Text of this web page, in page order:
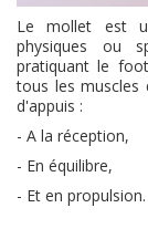
Le mollet est
physiques ou
pratiquant le
tous les muscles
d'appuis :
- A la réception,
- En équilibre,
- Et en propulsion.